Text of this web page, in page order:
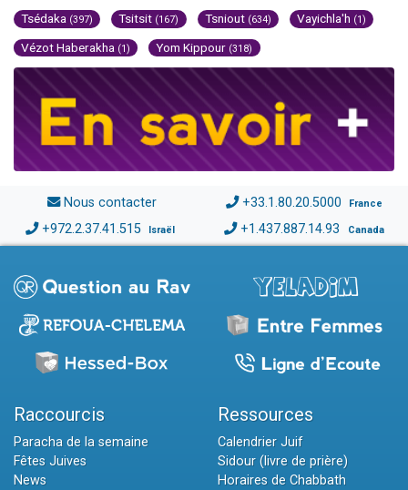
Tsédaka (397) Tsitsit (167) Tsniout (634) Vayichla'h (1)
Vézot Haberakha (1) Yom Kippour (318)
Nous contacter +33.1.80.20.5000 France
+972.2.37.41.515 Israël +1.437.887.14.93 Canada
Raccourcis
Paracha de la semaine
Fêtes Juives
News
Ressources
Calendrier Juif
Sidour (livre de prière)
Horaires de Chabbath